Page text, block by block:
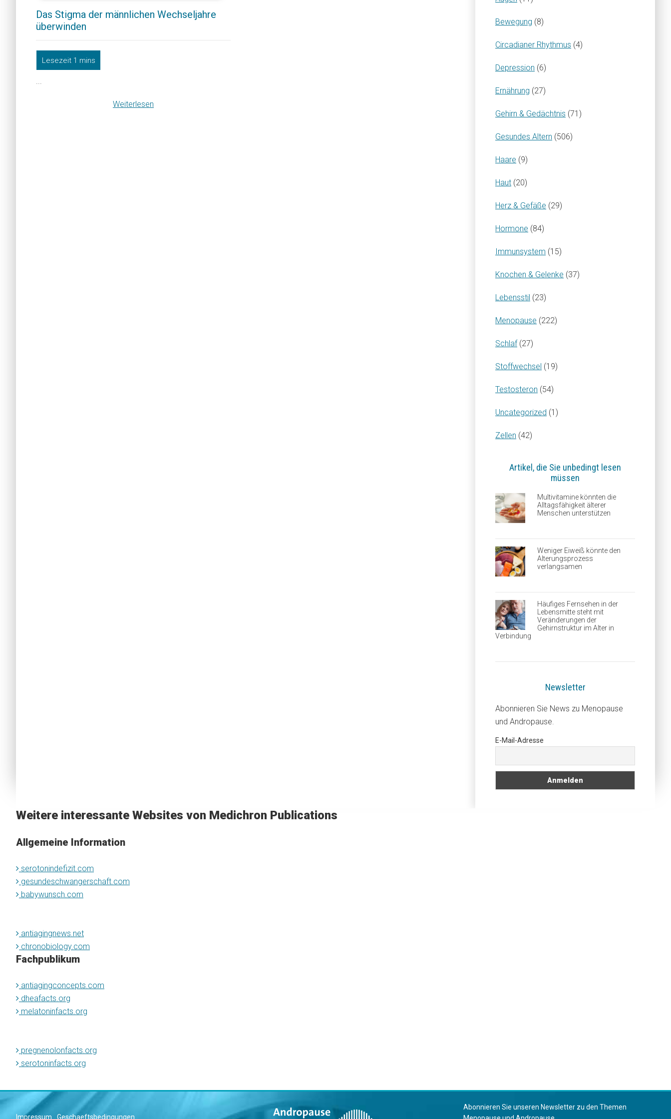
Das Stigma der männlichen Wechseljahre
überwinden
...
Weiterlesen
Bewegung (8)
Circadianer Rhythmus (4)
Depression (6)
Ernährung (27)
Gehirn & Gedächtnis (71)
Gesundes Altern (506)
Haare (9)
Haut (20)
Herz & Gefäße (29)
Hormone (84)
Immunsystem (15)
Knochen & Gelenke (37)
Lebensstil (23)
Menopause (222)
Schlaf(27)
Stoffwechsel (19)
Testosteron (54)
Uncategorized (1)
Zellen (42)
Artikel, die Sie unbedingt lesen
müssen
Multivitamine könnten die
Alltagsfähigkeit älterer
Menschen unterstützen
Weniger Eiweiß könnte den
Alterungsprozess
verlangsamen
Häufiges Fernsehen in der
Lebensmitte steht mit
Veränderungen der
Gehirnstruktur im Alter in
Verbindung
Newsletter
Abonnieren Sie News zu Menopause
und Andropause.
E-Mail-Adresse
Weitere interessante Websites von Medichron Publications
Allgemeine Information
serotonindefizit.com
gesundeschwangerschaft.com
babywunsch.com
antiagingnews.net
chronobiology.com
Fachpublikum
antiagingconcepts.com
dheafacts.org
melatoninfacts.org
pregnenolonfacts.org
serotoninfacts.org
Impressum Geschaeftsbedingungen
Abonnieren Sie unseren Newsletter zu den Themen